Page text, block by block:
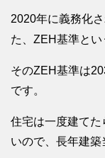
2020年に義務化
た、ZEH基準とい
そのZEH基準は
です。
住宅は一度建て
いので、長年建築